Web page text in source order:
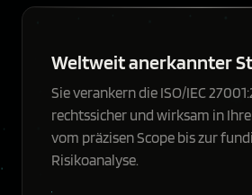
Weltweit anerkannter
Sie verankern die ISO/IEC
rechtssicher und wirksam in
vom präzisen Scope bis zur
Risikoanalyse.